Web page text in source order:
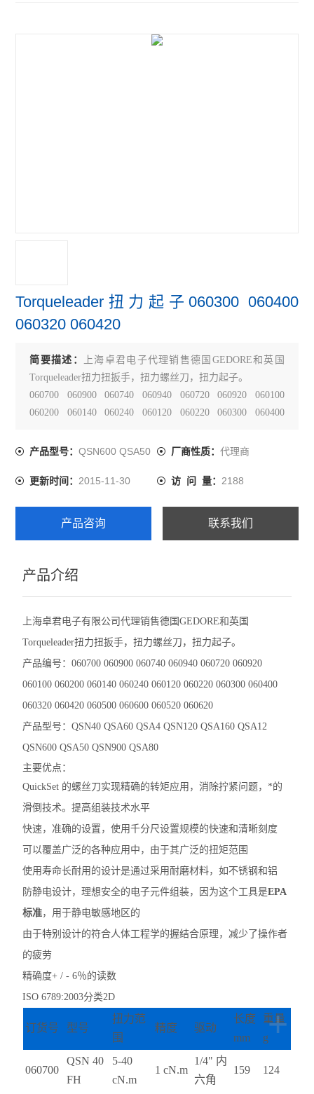
Torqueleader扭力起子060300 060400
060320 060420
简要描述：
上海卓君电子代理销售德国GEDORE和英国
Torqueleader扭力扭扳手，扭力螺丝刀，扭力起子。
060700 060900 060740 060940 060720 060920 060100
060200 060140 060240 060120 060220 060300 060400
产品型号：QSN600 QSA50 厂商性质： 代理商
更新时间：2015-11-30 访 问 量： 2188
产品咨询 联系我们
产品介绍
上海卓君电子有限公司代理销售德国GEDORE和英国
Torqueleader扭力扭扳手，扭力螺丝刀，扭力起子。
产品编号：060700 060900 060740 060940 060720 060920
060100 060200 060140 060240 060120 060220 060300 060400
060320 060420 060500 060600 060520 060620
产品型号：QSN40 QSA60 QSA4 QSN120 QSA160 QSA12
QSN600 QSA50 QSN900 QSA80
主要优点：
QuickSet 的螺丝刀实现精确的转矩应用，消除拧紧问题，*的
滑倒技术。提高组装技术水平
快速，准确的设置，使用千分尺设置规模的快速和清晰刻度
可以覆盖广泛的各种应用中，由于其广泛的扭矩范围
使用寿命长耐用的设计是通过采用耐磨材料，如不锈钢和铝
防静电设计，理想安全的电子元件组装，因为这个工具是EPA
标准， 用于静电敏感地区的
由于特别设计的符合人体工程学的握结合原理，减少了操作者
的疲劳
精确度+ / - 6％的读数
ISO 6789:2003分类2D
+
订货号 型号
扭力范
围
精度 驱动
长度
mm
重量
g
060700
QSN 40
FH
5-40
cN.m
1 cN.m
1/4" 内
六角
159 124